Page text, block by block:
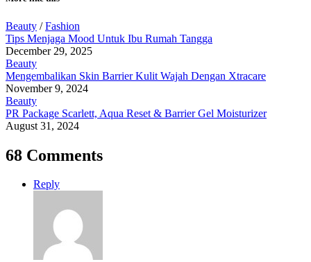
Beauty /Fashion
Tips Menjaga Mood Untuk Ibu Rumah Tangga
December 29, 2025
Beauty
Mengembalikan Skin Barrier Kulit Wajah Dengan Xtracare
November 9, 2024
Beauty
PR Package Scarlett, Aqua Reset & Barrier Gel Moisturizer
August 31, 2024
68 Comments
Reply